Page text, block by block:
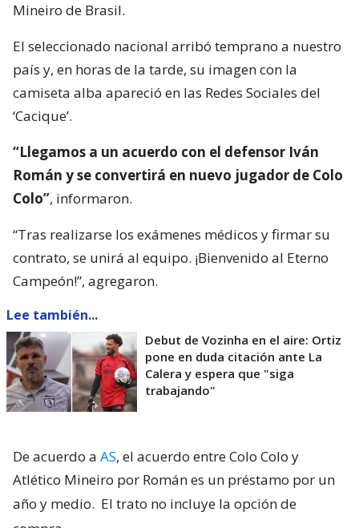
Mineiro de Brasil.
El seleccionado nacional arribó temprano a nuestro
país y, en horas de la tarde, su imagen con la
camiseta alba apareció en las Redes Sociales del
‘Cacique’.
“Llegamos a un acuerdo con el defensor Iván
Román y se convertirá en nuevo jugador de Colo
Colo”, informaron.
“Tras realizarse los exámenes médicos y firmar su
contrato, se unirá al equipo. ¡Bienvenido al Eterno
Campeón!”, agregaron.
Lee también...
Debut de Vozinha en el aire: Ortiz
pone en duda citación ante La
Calera y espera que "siga
trabajando"
De acuerdo a AS, el acuerdo entre Colo Colo y
Atlético Mineiro por Román es un préstamo por un
año y medio. El trato no incluye la opción de